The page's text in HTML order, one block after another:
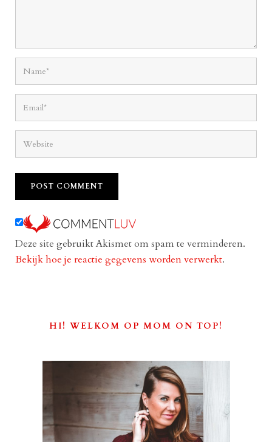
Deze site gebruikt Akismet om spam te verminderen.
Bekijk hoe je reactie gegevens worden verwerkt.
HI! WELKOM OP MOM ON TOP!